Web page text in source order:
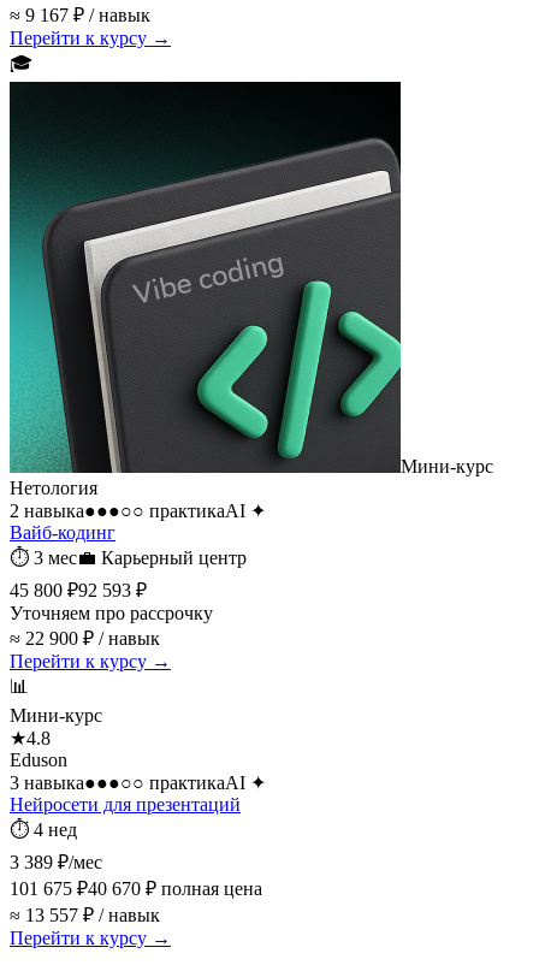
≈ 9 167 ₽ / навык
Перейти к курсу →
🎓
Мини-курс
Нетология
2 навыка●●●○○ практикаAI ✦
Вайб-кодинг
⏱ 3 мес💼 Карьерный центр
45 800 ₽92 593 ₽
Уточняем про рассрочку
≈ 22 900 ₽ / навык
Перейти к курсу →
📊
Мини-курс
★4.8
Eduson
3 навыка●●●○○ практикаAI ✦
Нейросети для презентаций
⏱ 4 нед
3 389 ₽/мес
101 675 ₽40 670 ₽ полная цена
≈ 13 557 ₽ / навык
Перейти к курсу →